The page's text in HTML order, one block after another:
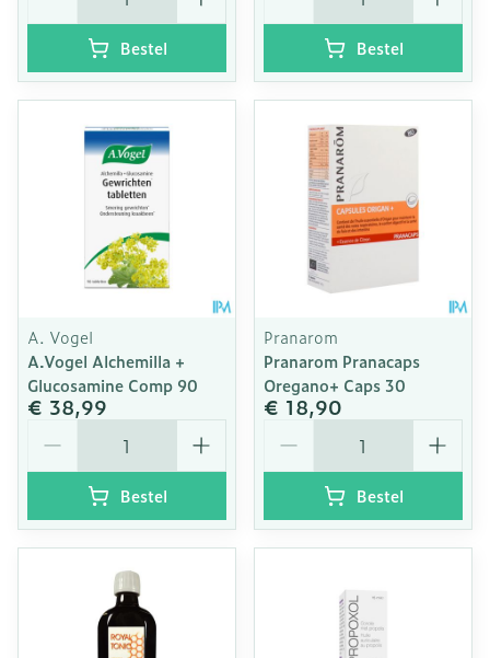
Bestel Bestel
A. Vogel
A.Vogel Alchemilla +
Glucosamine Comp 90
€ 38,99
Bestel
Pranarom
Pranarom Pranacaps
Oregano+ Caps 30
€ 18,90
Bestel